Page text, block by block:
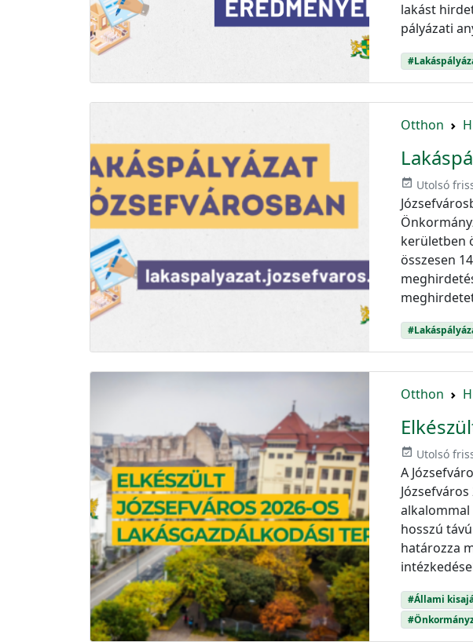
lakást
pályázati
Otthon
event_available Utolsó
kerületben
összesen
Otthon
event_available Utolsó
A
alkalommal
hosszú
határozza
#Állami